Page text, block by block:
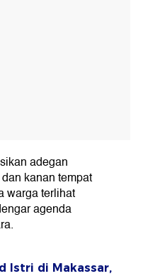
adegan
kanan tempat
warga terlihat
agenda
Istri di Makassar,